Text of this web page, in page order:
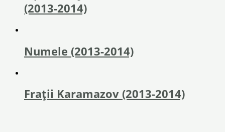
(2013-2014)
Numele (2013-2014)
Frații Karamazov (2013-2014)